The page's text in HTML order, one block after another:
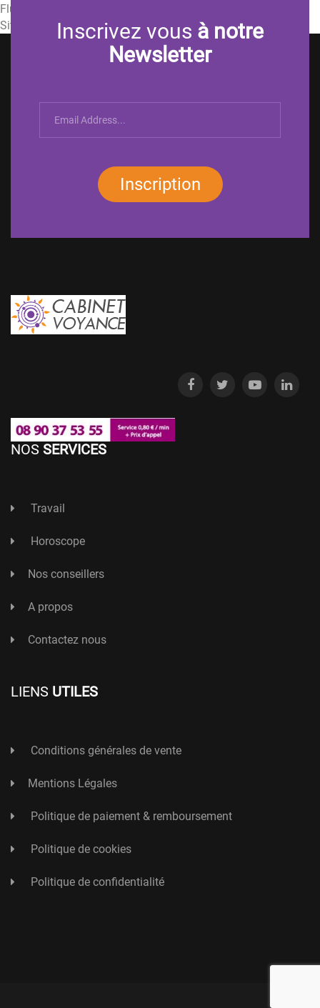
Flux des commentaires
Site de WordPress-FRInscrivez vous à notre
Newsletter
Inscription
NOS SERVICES
Travail
Horoscope
Nos conseillers
A propos
Contactez nous
LIENS UTILES
Conditions générales de vente
Mentions Légales
Politique de paiement & remboursement
Politique de cookies
Politique de confidentialité